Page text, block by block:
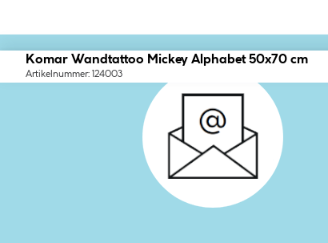
Komar Wandtattoo Mickey Alphabet 50x70 cm
Artikelnummer: 124003